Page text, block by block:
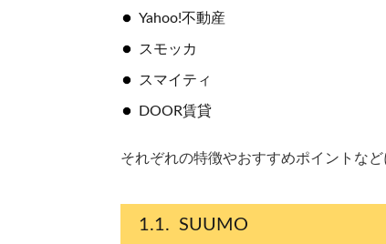
Yahoo!不動産
スモッカ
スマイティ
DOOR賃貸
それぞれの特徴やおすすめポイントな
SUUMO